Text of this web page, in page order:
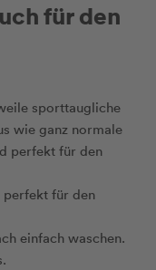
für den
sporttaugliche
wie ganz normale
perfekt für den
perfekt für den
einfach waschen.